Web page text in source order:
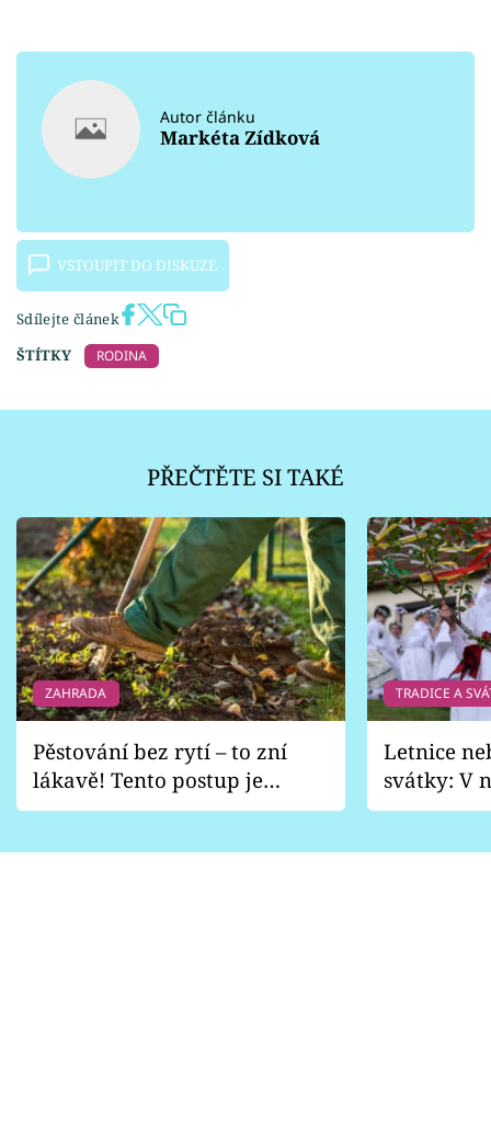
Autor článku
Markéta Zídková
VSTOUPIT DO DISKUZE
Sdílejte článek
ŠTÍTKY
RODINA
PŘEČTĚTE SI TAKÉ
ZAHRADA
Pěstování bez rytí – to zní
lákavě! Tento postup je
vhodný jen pro některé
TRADICE A
Letnice
svátky: V
pondělí